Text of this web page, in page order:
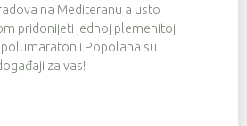
na Mediteranu a usto
pridonijeti jednoj plemenitoj
polumaraton i Popolana su
za vas!